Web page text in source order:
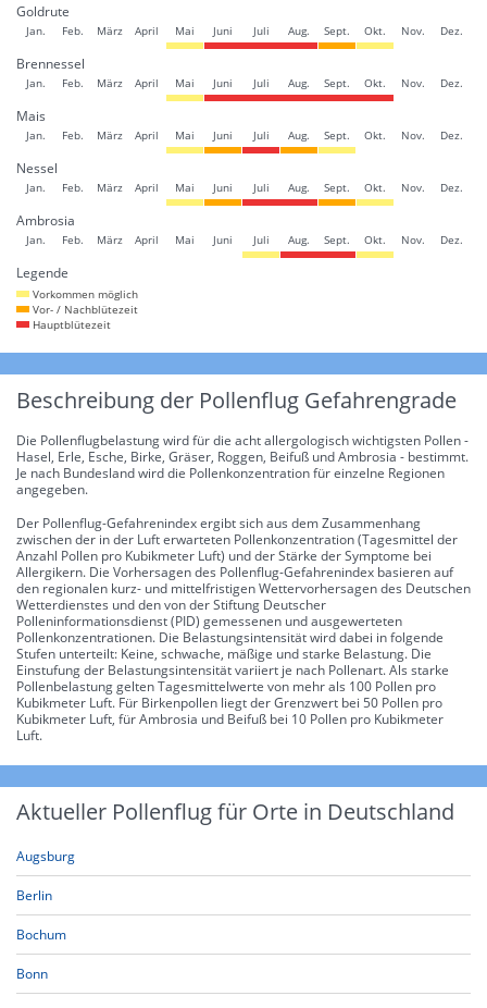
Goldrute
Jan. Feb. März April Mai Juni Juli Aug. Sept. Okt. Nov. Dez.
Brennessel
Jan. Feb. März April Mai Juni Juli Aug. Sept. Okt. Nov. Dez.
Mais
Jan. Feb. März April Mai Juni Juli Aug. Sept. Okt. Nov. Dez.
Nessel
Jan. Feb. März April Mai Juni Juli Aug. Sept. Okt. Nov. Dez.
Ambrosia
Jan. Feb. März April Mai Juni Juli Aug. Sept. Okt. Nov. Dez.
Legende
Vorkommen möglich
Vor- / Nachblütezeit
Hauptblütezeit
Beschreibung der Pollenflug Gefahrengrade
Die Pollenflugbelastung wird für die acht allergologisch wichtigsten Pollen -
Hasel, Erle, Esche, Birke, Gräser, Roggen, Beifuß und Ambrosia - bestimmt.
Je nach Bundesland wird die Pollenkonzentration für einzelne Regionen
angegeben.
Der Pollenflug-Gefahrenindex ergibt sich aus dem Zusammenhang
zwischen der in der Luft erwarteten Pollenkonzentration (Tagesmittel der
Anzahl Pollen pro Kubikmeter Luft) und der Stärke der Symptome bei
Allergikern. Die Vorhersagen des Pollenflug-Gefahrenindex basieren auf
den regionalen kurz- und mittelfristigen Wettervorhersagen des Deutschen
Wetterdienstes und den von der Stiftung Deutscher
Polleninformationsdienst (PID) gemessenen und ausgewerteten
Pollenkonzentrationen. Die Belastungsintensität wird dabei in folgende
Stufen unterteilt: Keine, schwache, mäßige und starke Belastung. Die
Einstufung der Belastungsintensität variiert je nach Pollenart. Als starke
Pollenbelastung gelten Tagesmittelwerte von mehr als 100 Pollen pro
Kubikmeter Luft. Für Birkenpollen liegt der Grenzwert bei 50 Pollen pro
Kubikmeter Luft, für Ambrosia und Beifuß bei 10 Pollen pro Kubikmeter
Luft.
Aktueller Pollenflug für Orte in Deutschland
Augsburg
Berlin
Bochum
Bonn